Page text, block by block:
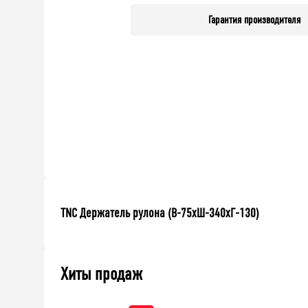
Гарантия производителя
TNC Держатель рулона (В-75хШ-340хГ-130)
Хиты продаж